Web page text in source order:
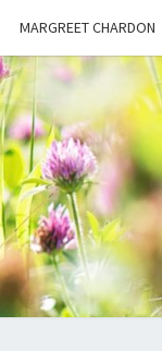
MARGREET CHARDON